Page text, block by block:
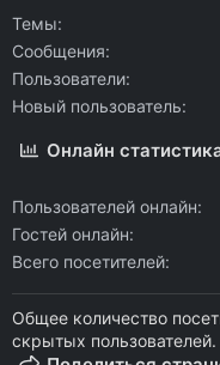
Темы
Сообщения
Пользователи
Новый пользователь
Онлайн
Пользователей онлайн
Гостей онлайн
Всего посетителей
Общее количество
скрытых пользователей.